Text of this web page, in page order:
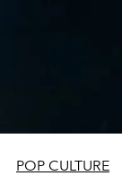
POP CULTURE